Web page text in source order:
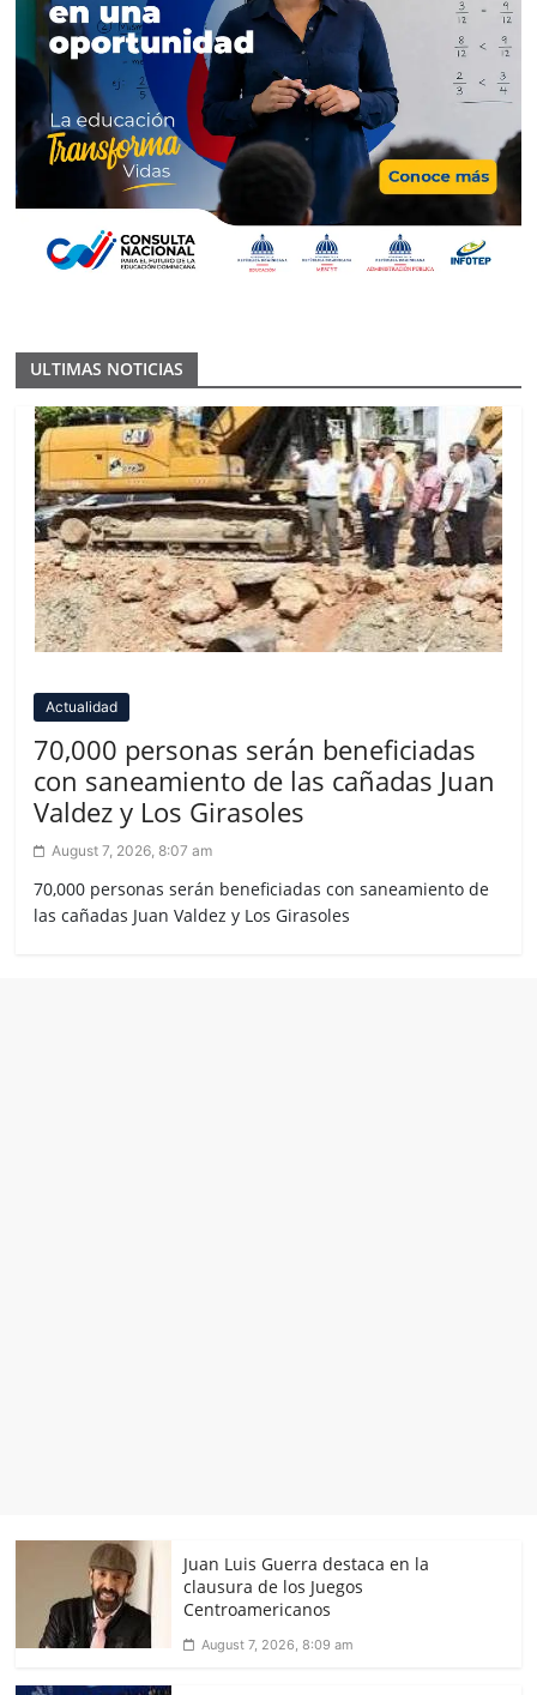
ULTIMAS NOTICIAS
Actualidad
70,000 personas serán beneficiadas
con saneamiento de las cañadas Juan
Valdez y Los Girasoles
August 7, 2026, 8:07 am
70,000 personas serán beneficiadas con saneamiento de
las cañadas Juan Valdez y Los Girasoles
Juan Luis Guerra destaca en la
clausura de los Juegos
Centroamericanos
August 7, 2026, 8:09 am